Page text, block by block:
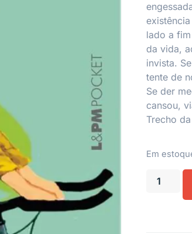
lado a
da vida,
invista.
tente de
Se der
cansou,
Trecho
Em